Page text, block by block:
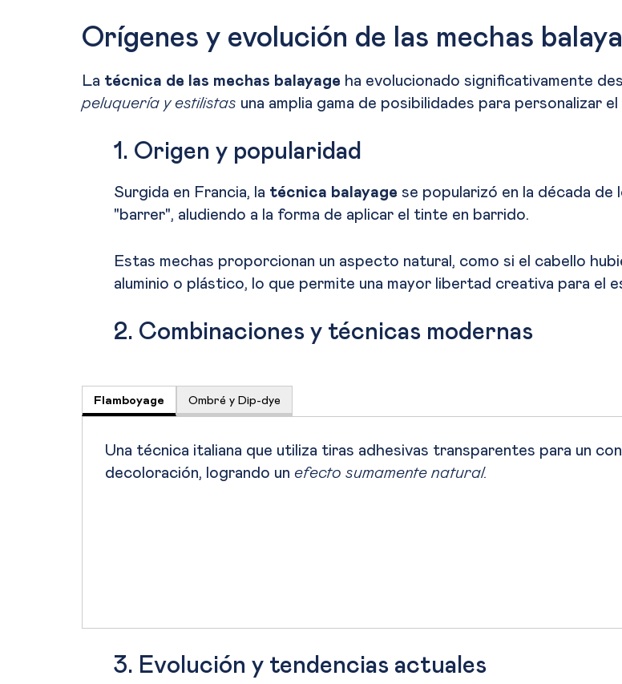
Orígenes y evolución de las mechas
La técnica de las mechas balayage ha evolucionado significativamente
peluquería y estilistas una amplia gama de posibilidades para personalizar
1. Origen y popularidad
Surgida en Francia, la técnica balayage se popularizó en la década
"barrer", aludiendo a la forma de aplicar el tinte en barrido.
Estas mechas proporcionan un aspecto natural, como si el cabello
aluminio o plástico, lo que permite una mayor libertad creativa para el
2. Combinaciones y técnicas modernas
Flamboyage Ombré y Dip-dye
Una técnica italiana que utiliza tiras adhesivas transparentes para un
decoloración, logrando un efecto sumamente natural.
3. Evolución y tendencias actuales